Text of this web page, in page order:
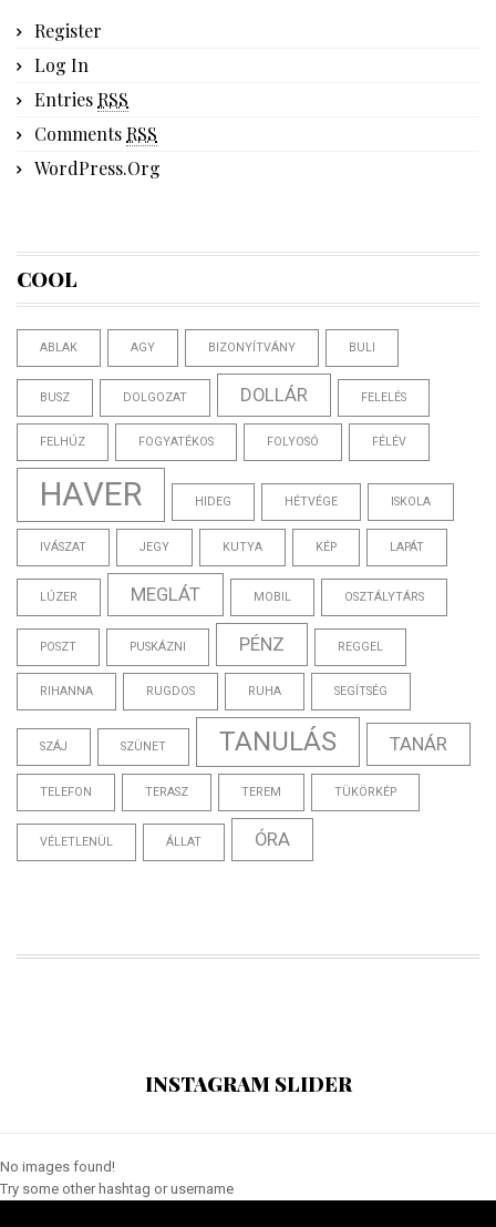
Register
Log In
Entries RSS
Comments RSS
WordPress.org
COOL
ABLAK AGY BIZONYÍTVÁNY BULI
BUSZ DOLGOZAT DOLLÁR FELELÉS
FELHÚZ FOGYATÉKOS FOLYOSÓ FÉLÉV
HAVER HIDEG HÉTVÉGE ISKOLA
IVÁSZAT JEGY KUTYA KÉP LAPÁT
LÚZER MEGLÁT MOBIL OSZTÁLYTÁRS
POSZT PUSKÁZNI PÉNZ REGGEL
RIHANNA RUGDOS RUHA SEGÍTSÉG
SZÁJ SZÜNET TANULÁS TANÁR
TELEFON TERASZ TEREM TÜKÖRKÉP
VÉLETLENÜL ÁLLAT ÓRA
INSTAGRAM SLIDER
No images found!
Try some other hashtag or username